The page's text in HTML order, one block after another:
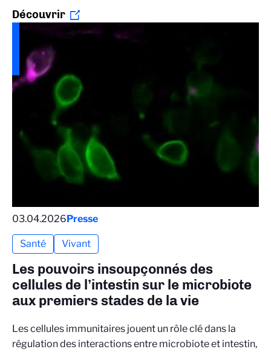
Découvrir
03.04.2026Presse
Santé Vivant
Les pouvoirs insoupçonnés des
cellules de l’intestin sur le microbiote
aux premiers stades de la vie
Les cellules immunitaires jouent un rôle clé dans la
régulation des interactions entre microbiote et intestin,